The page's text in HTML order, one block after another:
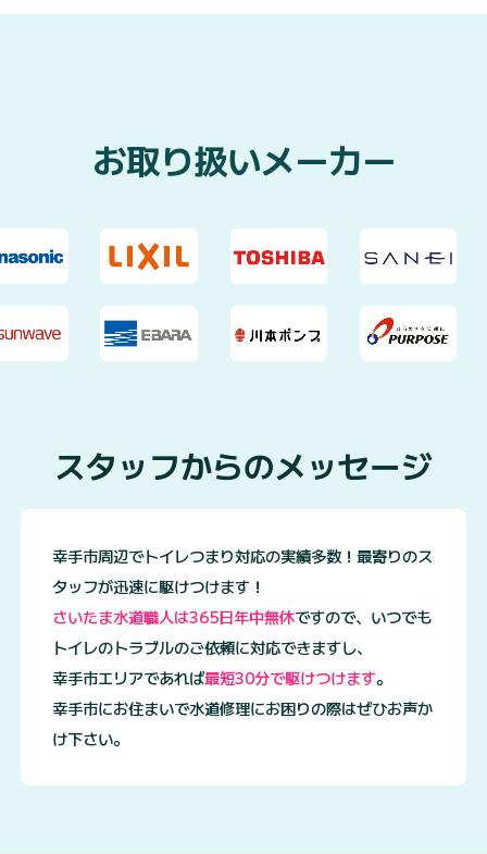
お取り扱いメーカー
スタッフからのメッセージ
幸手市周辺でトイレつまり対応の実績多数！最寄りのス
タッフが迅速に駆けつけます！
さいたま水道職人は365日年中無休ですので、いつでも
トイレのトラブルのご依頼に対応できますし、
幸手市エリアであれば最短30分で駆けつけます。
幸手市にお住まいで水道修理にお困りの際はぜひお声か
け下さい。